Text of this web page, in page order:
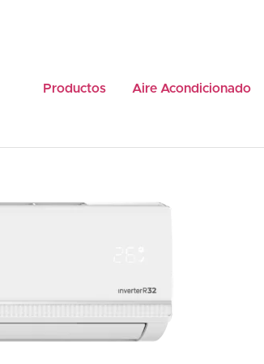
Productos Aire Acondicionado